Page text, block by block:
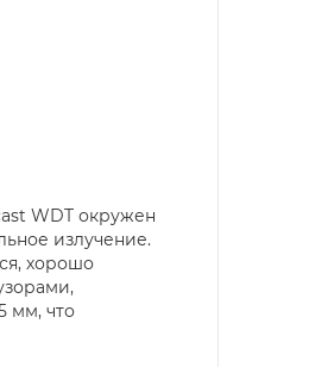
WDT окружен
излучение.
хорошо
мм, что